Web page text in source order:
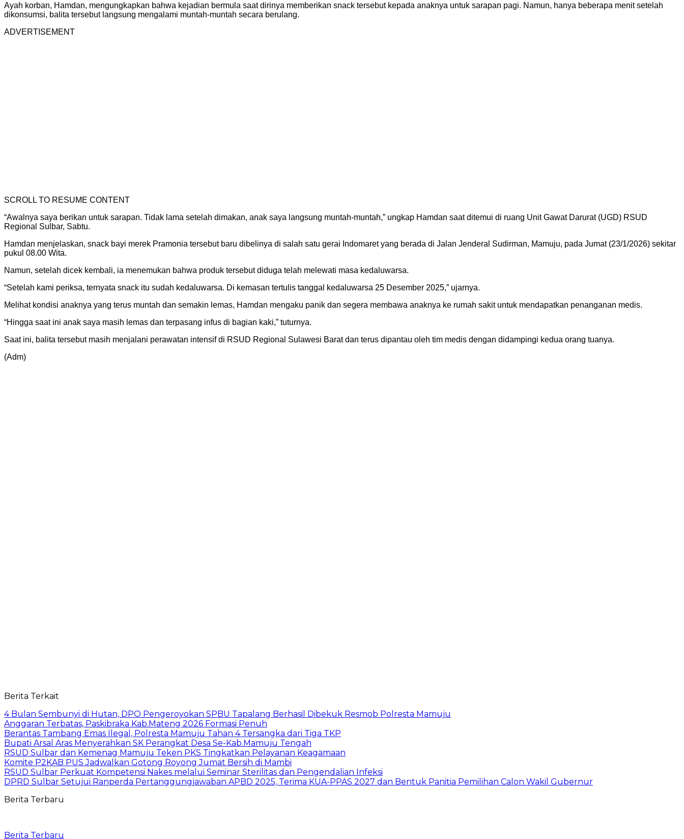
Ayah korban, Hamdan, mengungkapkan bahwa kejadian bermula saat dirinya memberikan snack tersebut kepada anaknya untuk sarapan pagi. Namun, hanya beberapa menit setelah
dikonsumsi, balita tersebut langsung mengalami muntah-muntah secara berulang.
ADVERTISEMENT
SCROLL TO RESUME CONTENT
“Awalnya saya berikan untuk sarapan. Tidak lama setelah dimakan, anak saya langsung muntah-muntah,” ungkap Hamdan saat ditemui di ruang Unit Gawat Darurat (UGD) RSUD
Regional Sulbar, Sabtu.
Hamdan menjelaskan, snack bayi merek Pramonia tersebut baru dibelinya di salah satu gerai Indomaret yang berada di Jalan Jenderal Sudirman, Mamuju, pada Jumat (23/1/2026) sekitar
pukul 08.00 Wita.
Namun, setelah dicek kembali, ia menemukan bahwa produk tersebut diduga telah melewati masa kedaluwarsa.
“Setelah kami periksa, ternyata snack itu sudah kedaluwarsa. Di kemasan tertulis tanggal kedaluwarsa 25 Desember 2025,” ujarnya.
Melihat kondisi anaknya yang terus muntah dan semakin lemas, Hamdan mengaku panik dan segera membawa anaknya ke rumah sakit untuk mendapatkan penanganan medis.
“Hingga saat ini anak saya masih lemas dan terpasang infus di bagian kaki,” tuturnya.
Saat ini, balita tersebut masih menjalani perawatan intensif di RSUD Regional Sulawesi Barat dan terus dipantau oleh tim medis dengan didampingi kedua orang tuanya.
(Adm)
Berita Terkait
4 Bulan Sembunyi di Hutan, DPO Pengeroyokan SPBU Tapalang Berhasil Dibekuk Resmob Polresta Mamuju
Anggaran Terbatas, Paskibraka Kab.Mateng 2026 Formasi Penuh
Berantas Tambang Emas Ilegal, Polresta Mamuju Tahan 4 Tersangka dari Tiga TKP
Bupati Arsal Aras Menyerahkan SK Perangkat Desa Se-Kab.Mamuju Tengah
RSUD Sulbar dan Kemenag Mamuju Teken PKS Tingkatkan Pelayanan Keagamaan
Komite P2KAB PUS Jadwalkan Gotong Royong Jumat Bersih di Mambi
RSUD Sulbar Perkuat Kompetensi Nakes melalui Seminar Sterilitas dan Pengendalian Infeksi
DPRD Sulbar Setujui Ranperda Pertanggungjawaban APBD 2025, Terima KUA-PPAS 2027 dan Bentuk Panitia Pemilihan Calon Wakil Gubernur
Berita Terbaru
Berita Terbaru